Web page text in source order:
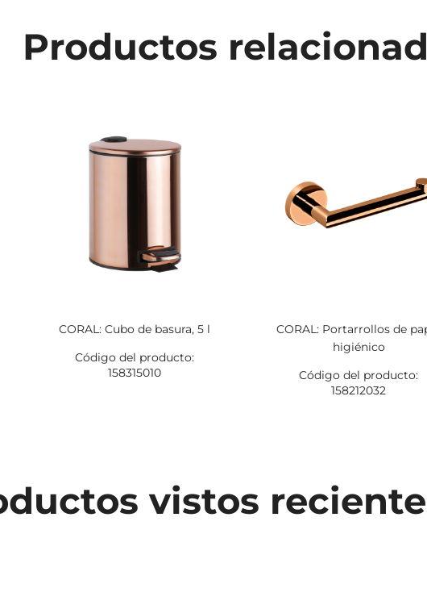
Productos
CORAL: Cubo de basura, 5 l
Código del producto:
158315010
CORAL: Portarrollos de
higiénico
Código del producto:
158212032
vistos